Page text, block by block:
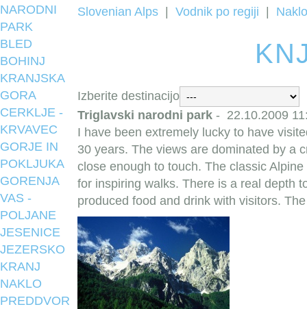
NARODNI
PARK
BLED
BOHINJ
KRANJSKA
GORA
CERKLJE -
KRVAVEC
GORJE IN
POKLJUKA
GORENJA
VAS -
POLJANE
JESENICE
JEZERSKO
KRANJ
NAKLO
PREDDVOR
Slovenian Alps Vodnik po regiji Naklo
Izberite destinacijo
Triglavski narodni park - 22.10.2009
I have been extremely lucky to have
30 years. The views are dominated by a
close enough to touch. The classic
for inspiring walks. There is a real depth
produced food and drink with visitors.